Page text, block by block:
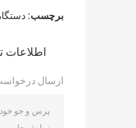
برچسب:
ارسال